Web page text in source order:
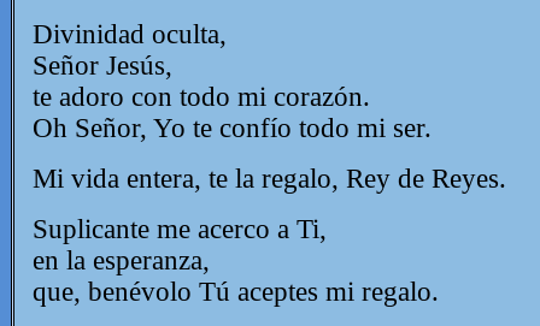
Divinidad oculta,
Señor Jesús,
te adoro con todo mi corazón.
Oh Señor, Yo te confío todo mi ser.
Mi vida entera, te la regalo, Rey de Reyes.
Suplicante me acerco a Ti,
en la esperanza,
que, benévolo Tú aceptes mi regalo.